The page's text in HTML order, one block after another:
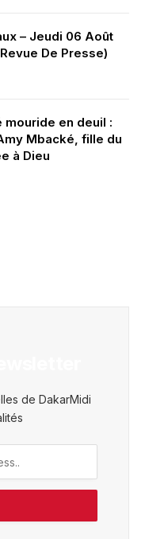
– Jeudi 06 Août
De Presse)
mouride en deuil :
Mbacké, fille du
à Dieu
de DakarMidi